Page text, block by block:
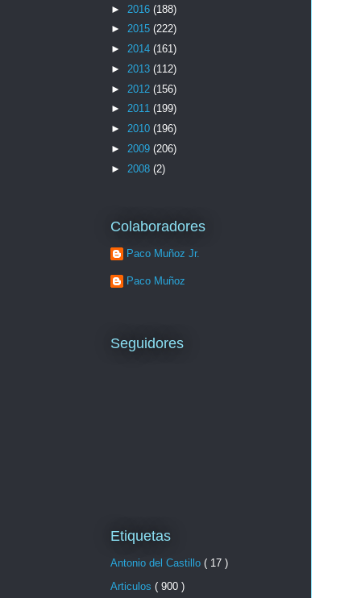
► 2016 (188)
► 2015 (222)
► 2014 (161)
► 2013 (112)
► 2012 (156)
► 2011 (199)
► 2010 (196)
► 2009 (206)
► 2008 (2)
Colaboradores
Paco Muñoz Jr.
Paco Muñoz
Seguidores
Etiquetas
Antonio del Castillo ( 17 )
Articulos ( 900 )